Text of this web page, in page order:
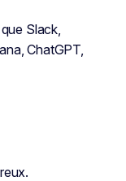
Slack,
ChatGPT,